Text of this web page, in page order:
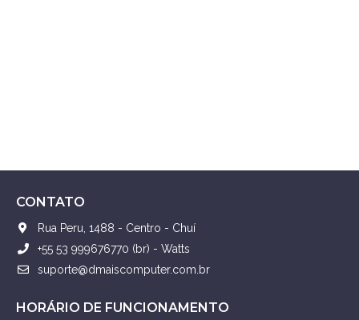
CONTATO
Rua Peru, 1488 - Centro - Chuí
+55 53 999676770 (br) - Watts
suporte@dmaiscomputer.com.br
HORÁRIO DE FUNCIONAMENTO